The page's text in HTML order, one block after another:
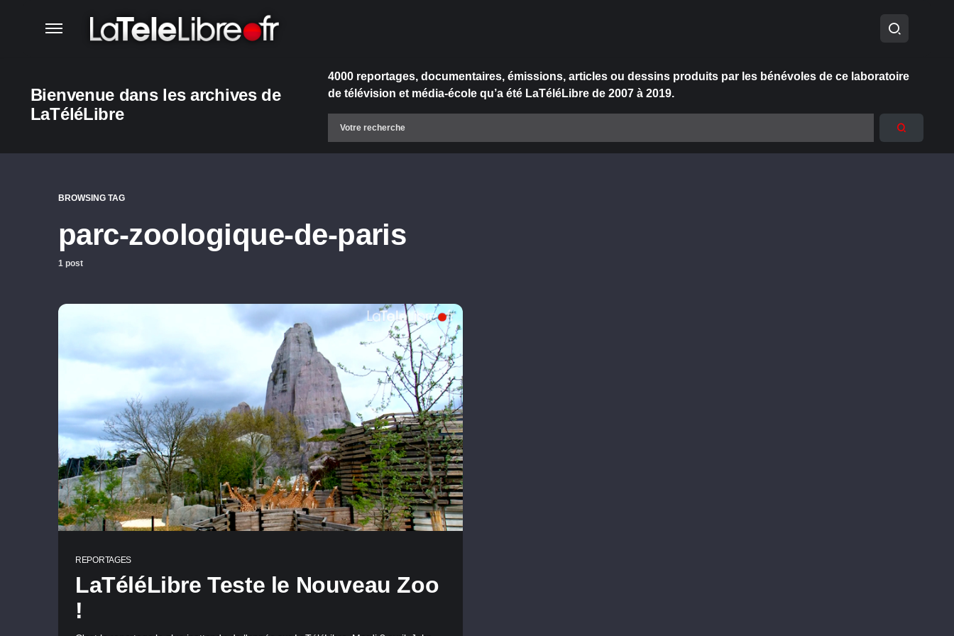
Bienvenue dans les archives de
LaTéléLibre
4000 reportages, documentaires, émissions, articles ou dessins produits par les bénévoles de ce laboratoire
de télévision et média-école qu’a été LaTéléLibre de 2007 à 2019.
BROWSING TAG
parc-zoologique-de-paris
1 post
REPORTAGES
LaTéléLibre Teste le Nouveau Zoo
!